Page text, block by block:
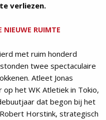
verliezen.
NIEUWE RUIMTE
met ruim honderd
twee spectaculaire
Atleet Jonas
op het WK Atletiek in Tokio,
dat begon bij het
Horstink, strategisch